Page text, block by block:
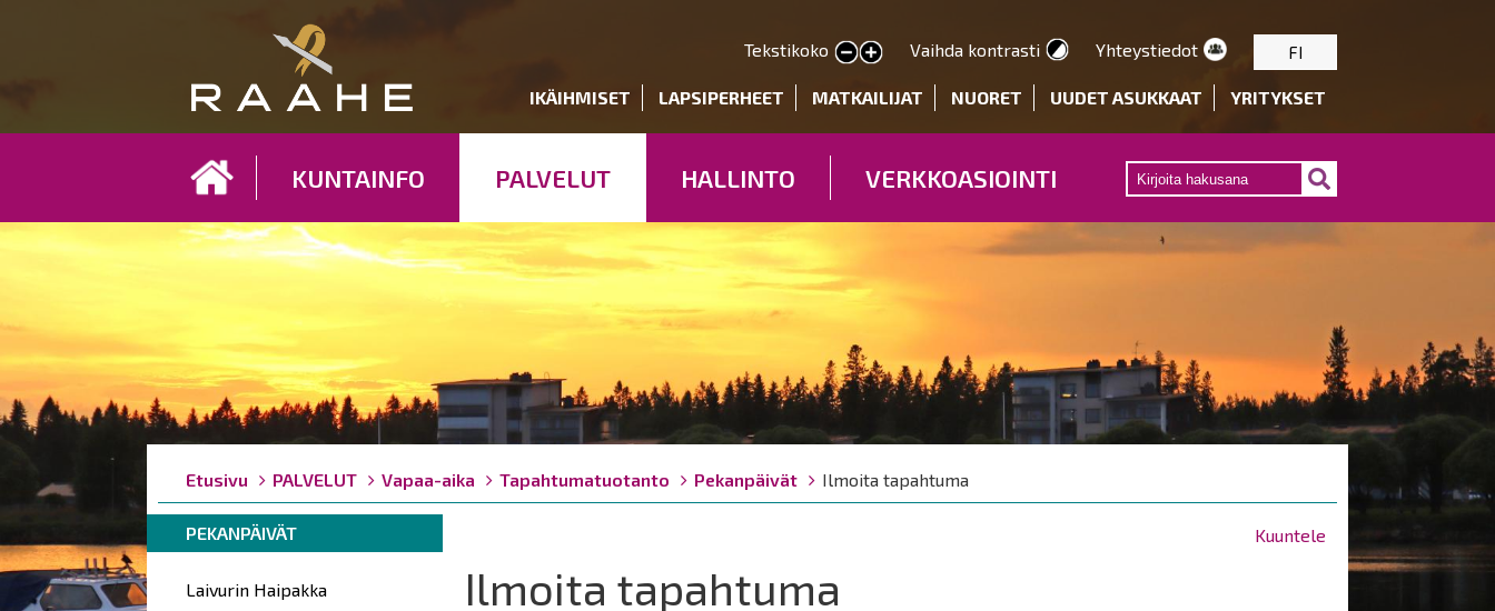
pääsisältöön
Tekstikoko
Pienennä tekstin kokoa
Suurenna tekstin kokoa Vaihda kontrasti Yhteystiedot FI
Kohderyhmät
IKÄIHMISET LAPSIPERHEET MATKAILIJAT NUORET UUDET ASUKKAAT YRITYKSET
KUNTAINFO PALVELUT HALLINTO VERKKOASIOINTI
Breadcrumbs
You
are
here:
Etusivu PALVELUT Vapaa-aika Tapahtumatuotanto Pekanpäivät Ilmoita tapahtuma
Breadcrumbs
are
here:
PEKANPÄIVÄT Kuuntele
Päävalikko
Laivurin Haipakka Ilmoita tapahtuma